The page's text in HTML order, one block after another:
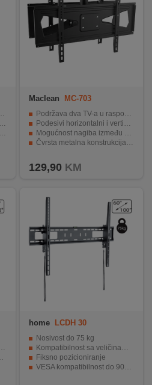
Maclean MC-703
Podržava dva TV-a u rasponu 23"–70" ukupne težine do 50 kg
Podesivi horizontalni i vertikalni razmještaj za kompatibilnost s raznim VESA uzorcima
Mogućnost nagiba između +5° i -12° za bolji ugao gledanja
Čvrsta metalna konstrukcija s profesionalnom završnom obradom
129,90 KM
home LCDH 30
Nosivost do 75 kg
Kompatibilnost sa veličinama od 60" do 100"
Fiksno pozicioniranje
VESA kompatibilnost do 900 x 600 mm